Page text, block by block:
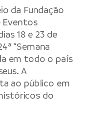
da Fundação
Eventos
18 e 23 de
“Semana
em todo o país
A
ao público em
do